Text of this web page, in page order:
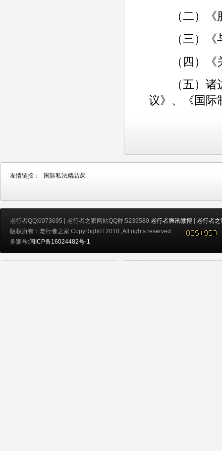
（二）《
（三）《与
（四）《关
（五）诸边
议》、《国际
友情链接： 国际私法精品课
老行者QQ:6073695 | 老行者之家网站QQ群:5239580 老行者腾讯微博 | 老行者之
版权所有：老行者之家 CopyRight© 2018 ,All rights reserved.
备案号:闽ICP备16024482号-1